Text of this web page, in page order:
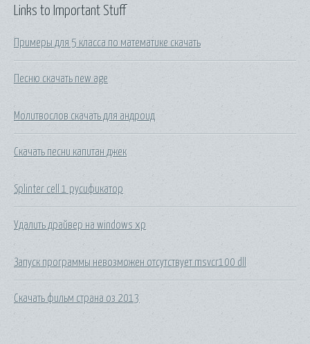
Links to Important Stuff
Примеры для 5 класса по математике скачать
Песню скачать new age
Молитвослов скачать для андроид
Скачать песни капитан джек
Splinter cell 1 русификатор
Удалить драйвер на windows xp
Запуск программы невозможен отсутствует msvcr100 dll
Скачать фильм страна оз 2013